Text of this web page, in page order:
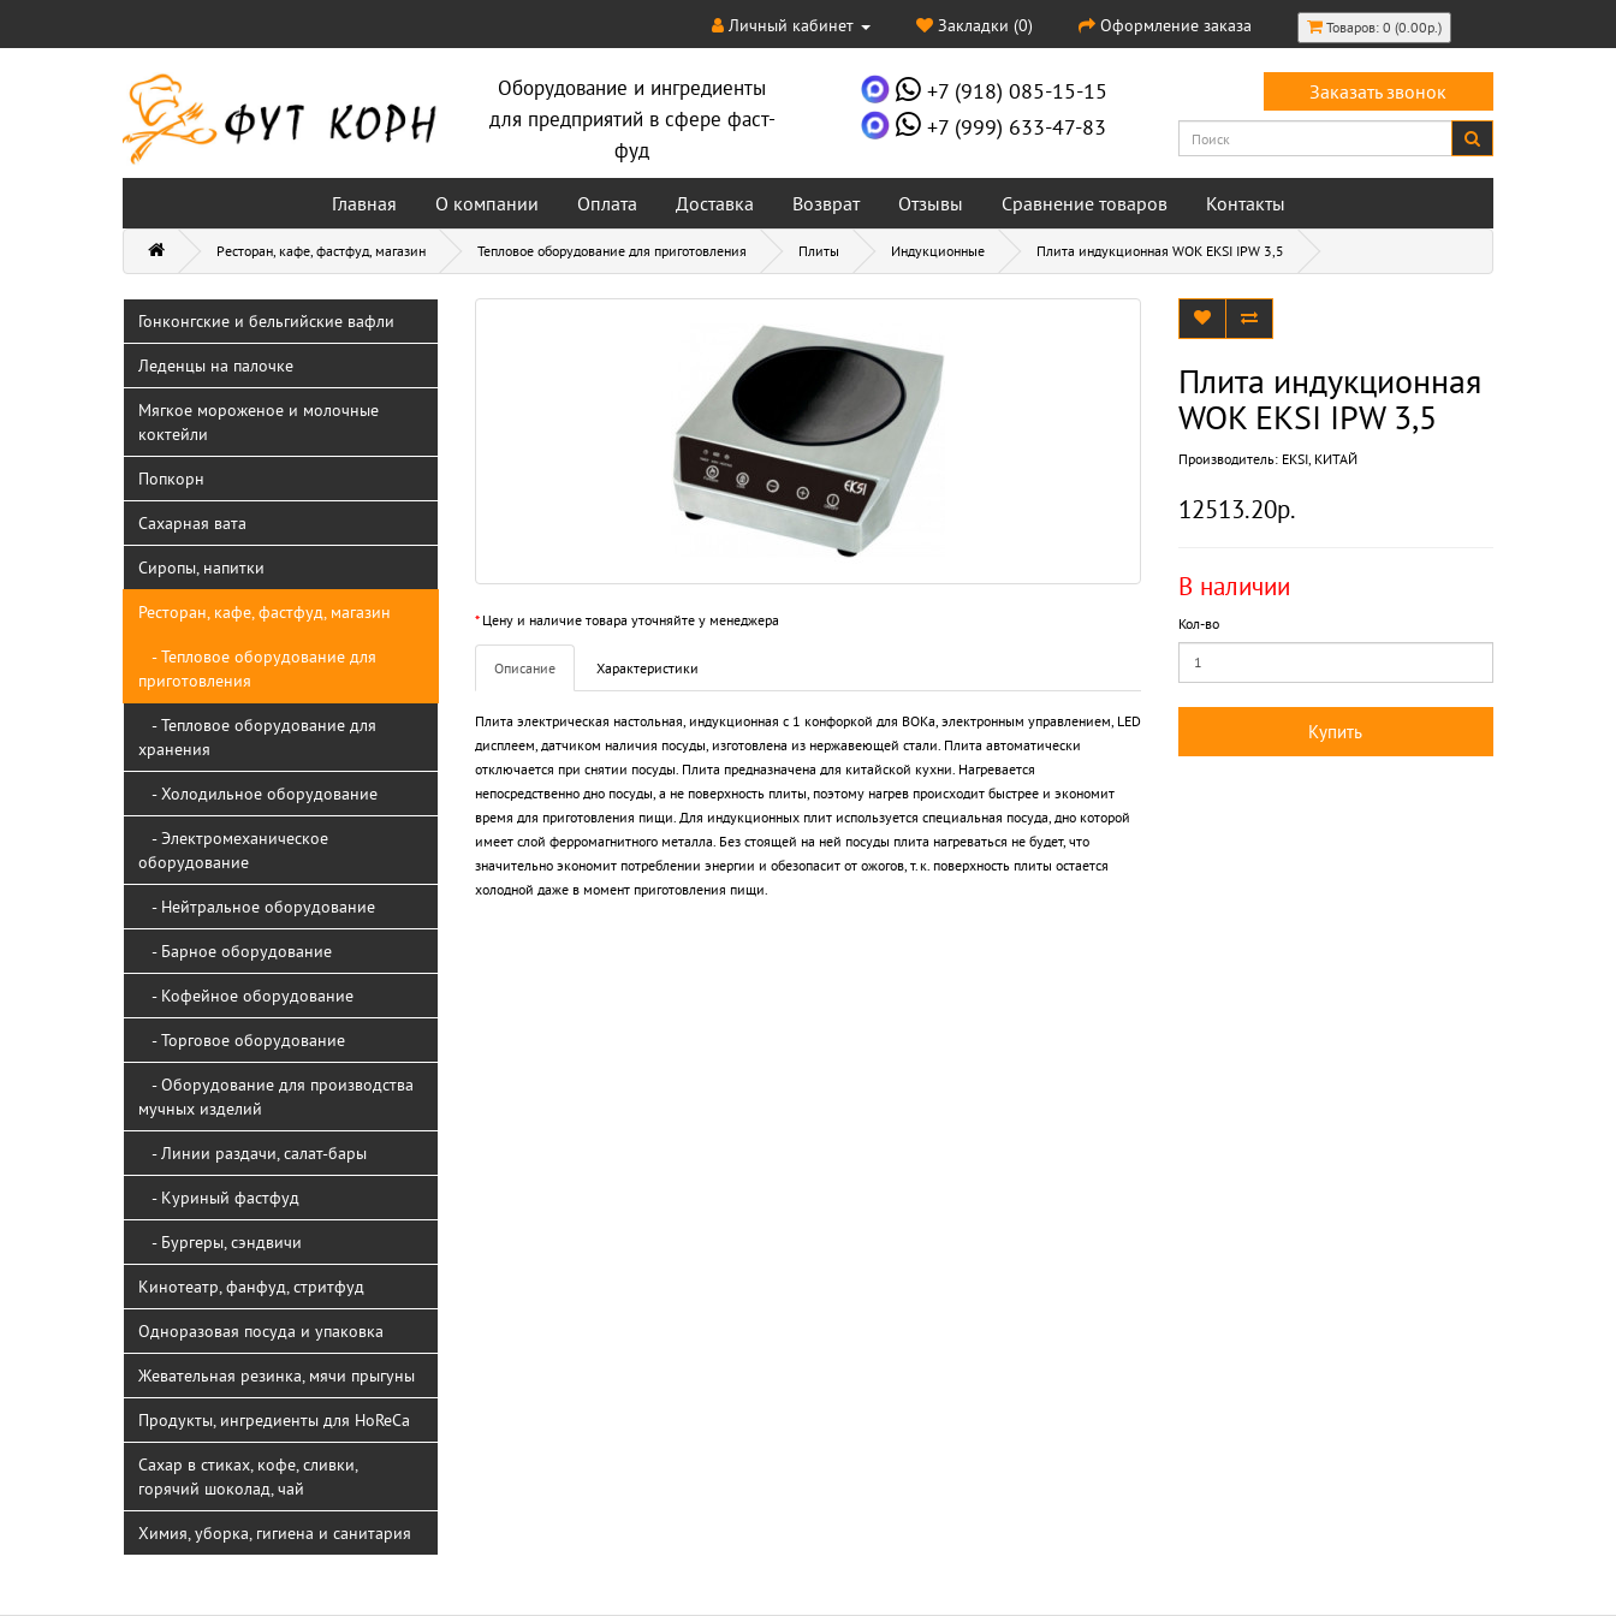
Личный кабинет Закладки (0) Оформление заказа Товаров: 0 (0.00р.)
Оборудование и ингредиенты
для предприятий в сфере фаст-
фуд
+7 (918) 085-15-15
+7 (999) 633-47-83
Заказать звонок
Главная О компании Оплата Доставка Возврат Отзывы Сравнение товаров Контакты
Ресторан, кафе, фастфуд, магазин Тепловое оборудование для приготовления Плиты Индукционные Плита индукционная WOK EKSI IPW 3,5
Гонконгские и бельгийские вафли
Леденцы на палочке
Мягкое мороженое и молочные
коктейли
Попкорн
Сахарная вата
Сиропы, напитки
Ресторан, кафе, фастфуд, магазин
- Тепловое оборудование для
приготовления
- Тепловое оборудование для
хранения
- Холодильное оборудование
- Электромеханическое
оборудование
- Нейтральное оборудование
- Барное оборудование
- Кофейное оборудование
- Торговое оборудование
- Оборудование для производства
мучных изделий
- Линии раздачи, салат-бары
- Куриный фастфуд
- Бургеры, сэндвичи
Кинотеатр, фанфуд, стритфуд
Одноразовая посуда и упаковка
Жевательная резинка, мячи прыгуны
Продукты, ингредиенты для HoReCa
Сахар в стиках, кофе, сливки,
горячий шоколад, чай
Химия, уборка, гигиена и санитария
*Цену и наличие товара уточняйте у менеджера
Плита индукционная
WOK EKSI IPW 3,5
Производитель: EKSI, КИТАЙ
12513.20р.
В наличии
Кол-во
Купить
Описание Характеристики
Плита электрическая настольная, индукционная с 1 конфоркой для ВОКа, электронным управлением, LED
дисплеем, датчиком наличия посуды, изготовлена из нержавеющей стали. Плита автоматически
отключается при снятии посуды. Плита предназначена для китайской кухни. Нагревается
непосредственно дно посуды, а не поверхность плиты, поэтому нагрев происходит быстрее и экономит
время для приготовления пищи. Для индукционных плит используется специальная посуда, дно которой
имеет слой ферромагнитного металла. Без стоящей на ней посуды плита нагреваться не будет, что
значительно экономит потреблении энергии и обезопасит от ожогов, т.к. поверхность плиты остается
холодной даже в момент приготовления пищи.